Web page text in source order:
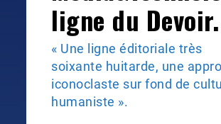
ligne du Devoir.
« Une ligne éditoriale très
soixante huitarde, une
iconoclaste sur fond de
humaniste ».